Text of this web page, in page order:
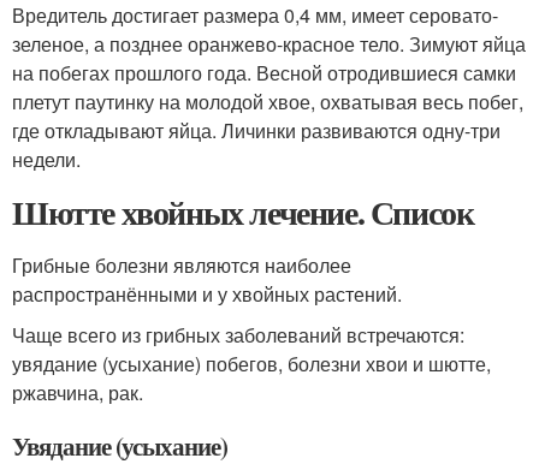
Вредитель достигает размера 0,4 мм, имеет серовато-
зеленое, а позднее оранжево-красное тело. Зимуют яйца
на побегах прошлого года. Весной отродившиеся самки
плетут паутинку на молодой хвое, охватывая весь побег,
где откладывают яйца. Личинки развиваются одну-три
недели.
Шютте хвойных лечение. Список
Грибные болезни являются наиболее
распространёнными и у хвойных растений.
Чаще всего из грибных заболеваний встречаются:
увядание (усыхание) побегов, болезни хвои и шютте,
ржавчина, рак.
Увядание (усыхание)